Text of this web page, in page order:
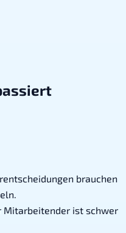
brauchen
Mitarbeitender ist schwer